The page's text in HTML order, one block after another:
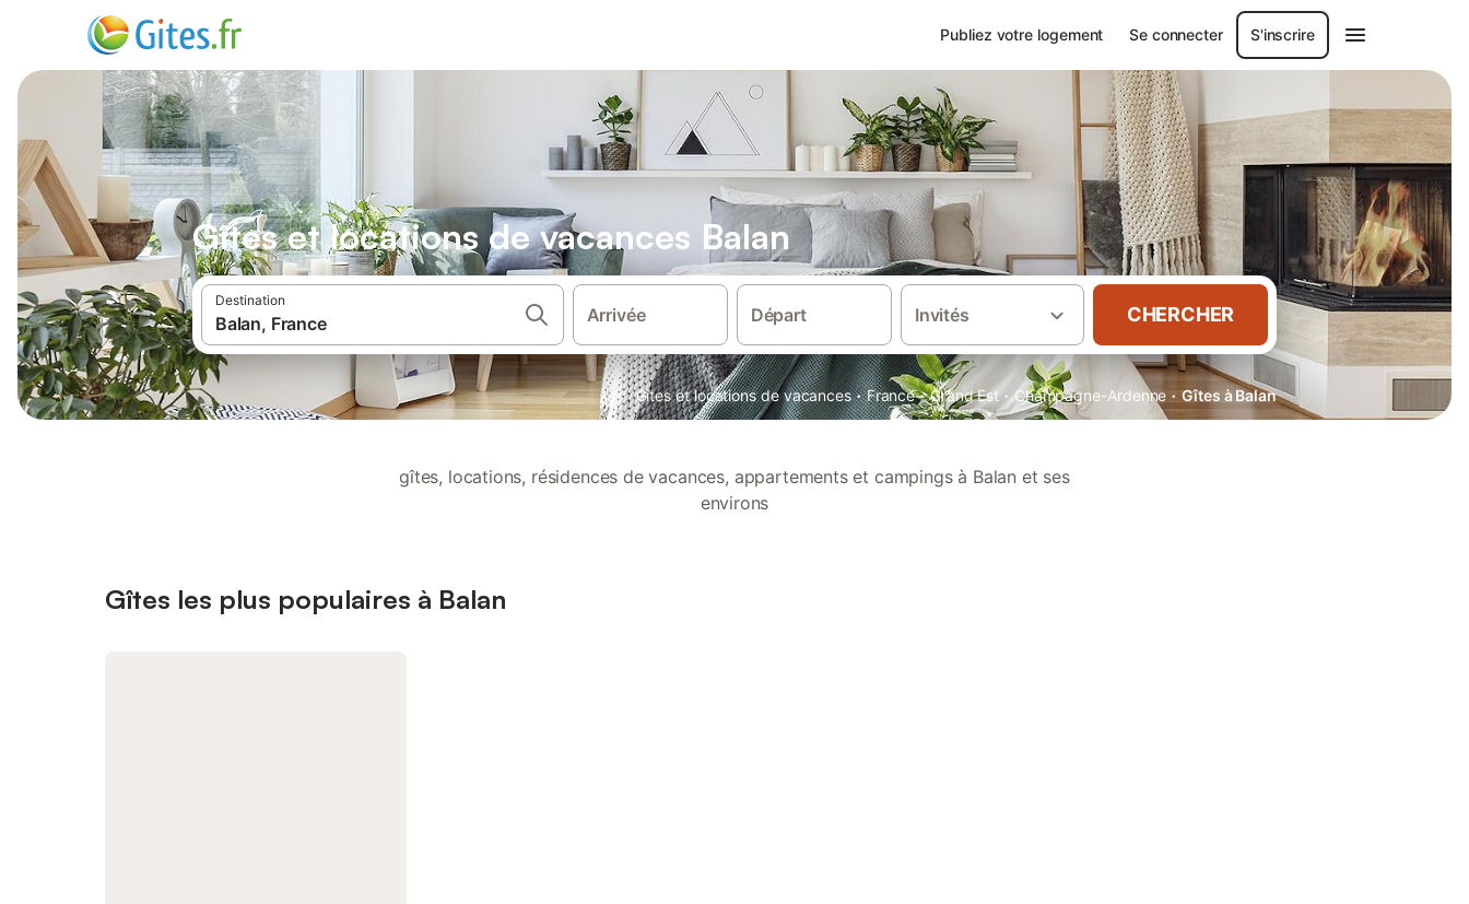
Publiez votre logement Se connecter S'inscrire
Gîtes et locations de vacances Balan
Destination
Arrivée Départ Invités CHERCHER
Gîtes et locations de vacances · France · Grand Est · Champagne-Ardenne · Gîtes à Balan
gîtes, locations, résidences de vacances, appartements et campings à Balan et ses
environs
Gîtes les plus populaires à Balan